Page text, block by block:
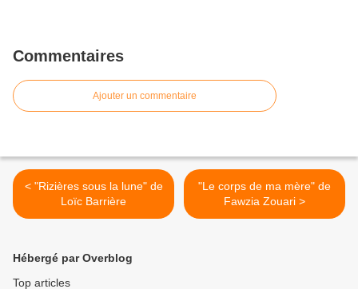
Commentaires
Ajouter un commentaire
< "Rizières sous la lune" de
Loïc Barrière
"Le corps de ma mère" de
Fawzia Zouari >
Hébergé par Overblog
Top articles